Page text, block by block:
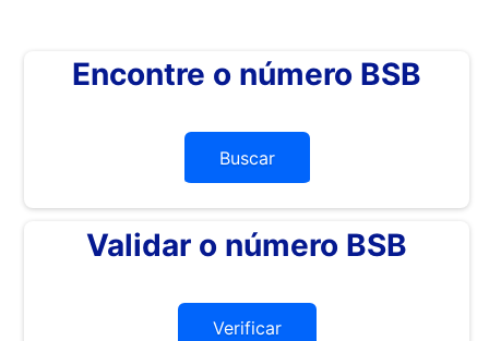
Encontre o número BSB
Buscar
Validar o número BSB
Verificar